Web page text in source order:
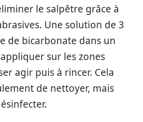
le salpêtre grâce à
Une solution de 3
de bicarbonate dans un
sur les zones
agir puis à rincer. Cela
de nettoyer, mais